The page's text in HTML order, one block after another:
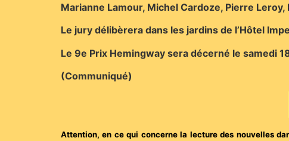
Marianne Lamour, Michel Cardoze, Pierre
Le jury délibèrera dans les jardins de l’Hôtel
Le 9e Prix Hemingway sera décerné le samedi
(Communiqué)
Attention, en ce qui concerne la lecture des nouvelles